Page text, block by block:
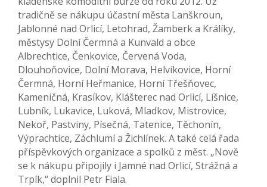
tradičně se nákupu účastní města Lanškroun,
Jablonné nad Orlicí, Letohrad, Žamberk a Králíky,
městysy Dolní Čermná a Kunvald a obce
Albrechtice, Čenkovice, Červená Voda,
Dlouhoňovice, Dolní Morava, Helvíkovice, Horní
Čermná, Horní Heřmanice, Horní Třešňovec,
Kameničná, Krasíkov, Klášterec nad Orlicí, Líšnice,
Lubník, Lukavice, Luková, Mladkov, Mistrovice,
Nekoř, Pastviny, Písečná, Tatenice, Těchonín,
Výprachtice, Záchlumí a Žichlínek. A také celá řada
příspěvkových organizace a spolků z měst. „Nově
se k nákupu připojily i Jamné nad Orlicí, Strážná a
Trpík,“ doplnil Petr Fiala.